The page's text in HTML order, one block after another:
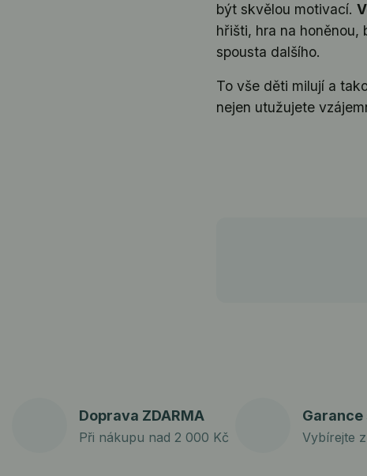
být skvělou motivací.
hřišti, hra na honěnou,
spousta dalšího.
To vše děti milují a
nejen utužujete
Doprava ZDARMA
Při nákupu nad 2 000 Kč Vybírejte